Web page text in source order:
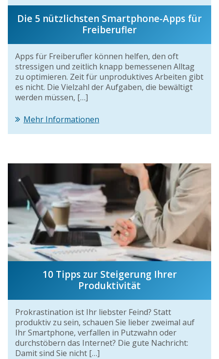
Die 5 nützlichsten Smartphone-Apps für
Freiberufler
Apps für Freiberufler können helfen, den oft
stressigen und zeitlich knapp bemessenen Alltag
zu optimieren. Zeit für unproduktives Arbeiten gibt
es nicht. Die Vielzahl der Aufgaben, die bewältigt
werden müssen, […]
Mehr Informationen
10 Tipps zur Steigerung Ihrer
Produktivität
Prokrastination ist Ihr liebster Feind? Statt
produktiv zu sein, schauen Sie lieber zweimal auf
Ihr Smartphone, verfallen in Putzwahn oder
durchstöbern das Internet? Die gute Nachricht:
Damit sind Sie nicht […]